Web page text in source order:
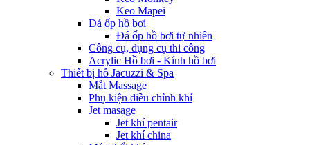
Keo Mapei
Đá ốp hồ bơi
Đá ốp hồ bơi tự nhiên
Công cụ, dụng cụ thi công
Acrylic Hồ bơi - Kính hồ bơi
Thiết bị hồ Jacuzzi & Spa
Mắt Massage
Phụ kiện điều chỉnh khí
Jet masage
Jet khí pentair
Jet khí china